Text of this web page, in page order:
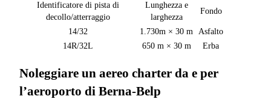
Identificatore di pista di
decollo/atterraggio
Lunghezza e
larghezza
Fondo
14/32 1.730m × 30 m
Asfalto
14R/32L
650 m × 30 m Erba
Noleggiare un aereo charter da e per
l’aeroporto di Berna-Belp